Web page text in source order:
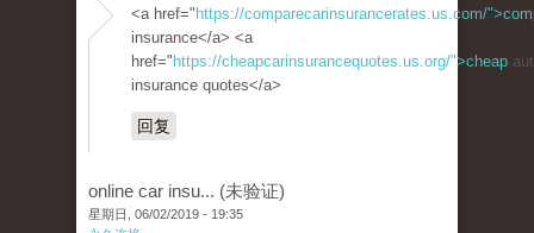
<a href=" https://comparecarinsurancerates.us.com/
insurance</a> <a
href=" https://cheapcarinsurancequotes.us.org/">cheap
insurance quotes</a>
回复
online car insu... (未验证)
星期日, 06/02/2019 - 19:35